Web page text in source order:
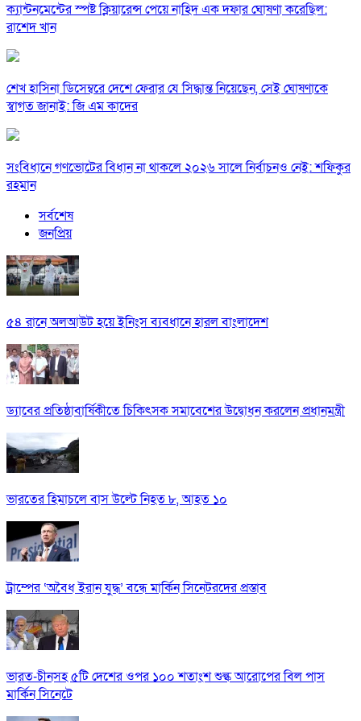
ক্যান্টনমেন্টের স্পষ্ট ক্লিয়ারেন্স পেয়ে নাহিদ এক দফার ঘোষণা করেছিল:
রাশেদ খান
শেখ হাসিনা ডিসেম্বরে দেশে ফেরার যে সিদ্ধান্ত নিয়েছেন, সেই ঘোষণাকে
স্বাগত জানাই: জি এম কাদের
সংবিধানে গণভোটের বিধান না থাকলে ২০২৬ সালে নির্বাচনও নেই: শফিকুর
রহমান
সর্বশেষ
জনপ্রিয়
৫৪ রানে অলআউট হয়ে ইনিংস ব্যবধানে হারল বাংলাদেশ
ড্যাবের প্রতিষ্ঠাবার্ষিকীতে চিকিৎসক সমাবেশের উদ্বোধন করলেন প্রধানমন্ত্রী
ভারতের হিমাচলে বাস উল্টে নিহত ৮, আহত ১০
ট্রাম্পের ‘অবৈধ ইরান যুদ্ধ’ বন্ধে মার্কিন সিনেটরদের প্রস্তাব
ভারত-চীনসহ ৫টি দেশের ওপর ১০০ শতাংশ শুল্ক আরোপের বিল পাস
মার্কিন সিনেটে